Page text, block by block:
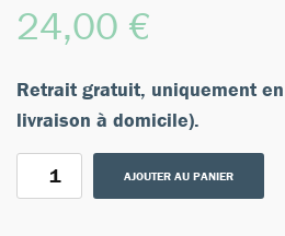
24,00 €
Retrait gratuit, uniquement
livraison à domicile).
AJOUTER AU PANIER